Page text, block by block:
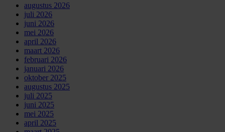
augustus 2026
juli 2026
juni 2026
mei 2026
april 2026
maart 2026
februari 2026
januari 2026
oktober 2025
augustus 2025
juli 2025
juni 2025
mei 2025
april 2025